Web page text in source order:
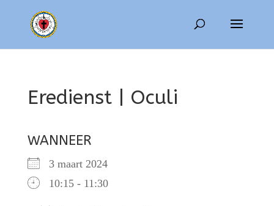
Eredienst | Oculi
WANNEER
3 maart 2024
10:15 - 11:30